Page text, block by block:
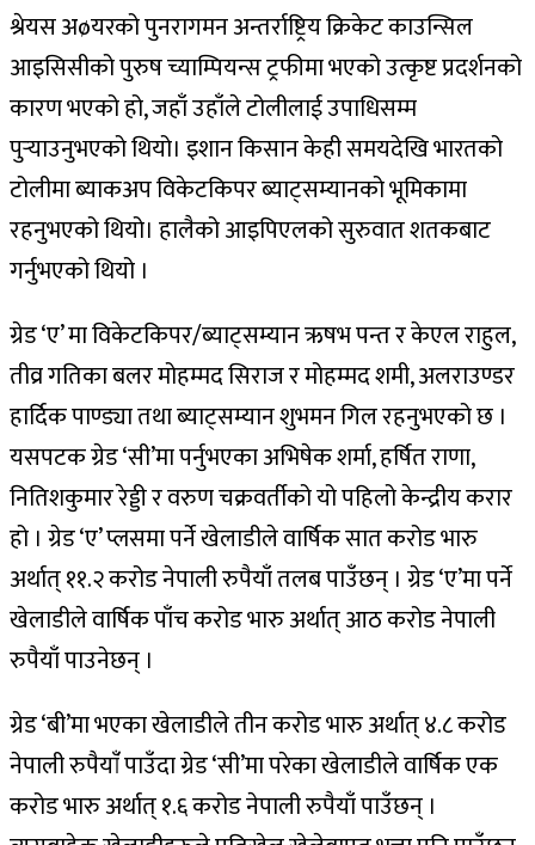
श्रेयस अøयरको पुनरागमन अन्तर्राष्ट्रिय क्रिकेट काउन्सिल
आइसिसीको पुरुष च्याम्पियन्स ट्रफीमा भएको उत्कृष्ट प्रदर्शनको
कारण भएको हो, जहाँ उहाँले टोलीलाई उपाधिसम्म
पुर्‍याउनुभएको थियो। इशान किसान केही समयदेखि भारतको
टोलीमा ब्याकअप विकेटकिपर ब्याट्सम्यानको भूमिकामा
रहनुभएको थियो। हालैको आइपिएलको सुरुवात शतकबाट
गर्नुभएको थियो ।
ग्रेड ‘ए’ मा विकेटकिपर/ब्याट्सम्यान ऋषभ पन्त र केएल राहुल,
तीव्र गतिका बलर मोहम्मद सिराज र मोहम्मद शमी, अलराउण्डर
हार्दिक पाण्ड्या तथा ब्याट्सम्यान शुभमन गिल रहनुभएको छ ।
यसपटक ग्रेड ‘सी’मा पर्नुभएका अभिषेक शर्मा, हर्षित राणा,
नितिशकुमार रेड्डी र वरुण चक्रवर्तीको यो पहिलो केन्द्रीय करार
हो । ग्रेड ‘ए’ प्लसमा पर्ने खेलाडीले वार्षिक सात करोड भारु
अर्थात् ११.२ करोड नेपाली रुपैयाँ तलब पाउँछन् । ग्रेड ‘ए’मा पर्ने
खेलाडीले वार्षिक पाँच करोड भारु अर्थात् आठ करोड नेपाली
रुपैयाँ पाउनेछन् ।
ग्रेड ‘बी’मा भएका खेलाडीले तीन करोड भारु अर्थात् ४.८ करोड
नेपाली रुपैयांँ पाउँदा ग्रेड ‘सी’मा परेका खेलाडीले वार्षिक एक
करोड भारु अर्थात् १.६ करोड नेपाली रुपैयाँ पाउँछन् ।